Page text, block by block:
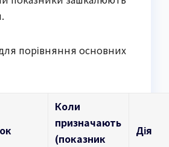
порівняння основних
Коли
призначають
(показник
Дія